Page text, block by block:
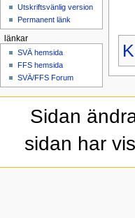
Utskriftsvänlig version
Permanent länk
länkar
SVÄ hemsida
FFS hemsida
SVÄ/FFS Forum
Sidan
sidan har